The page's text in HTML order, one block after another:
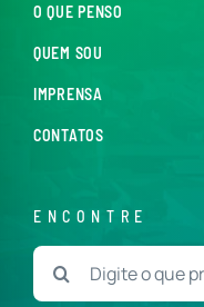
O QUE PENSO
QUEM SOU
IMPRENSA
CONTATOS
ENCONTRE
Buscar
resultados